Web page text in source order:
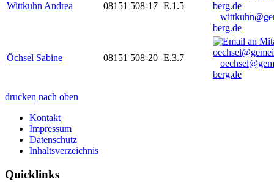
Wittkuhn Andrea 08151 508-17 E.1.5
berg.de
Öchsel Sabine 08151 508-20 E.3.7
berg.de
drucken nach oben
Kontakt
Impressum
Datenschutz
Inhaltsverzeichnis
Quicklinks